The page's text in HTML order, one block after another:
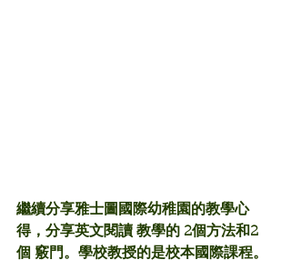
繼續分享雅士圖國際幼稚園的教學心
得，分享英文閱讀 教學的 2個方法和2
個 竅門。學校教授的是校本國際課程。